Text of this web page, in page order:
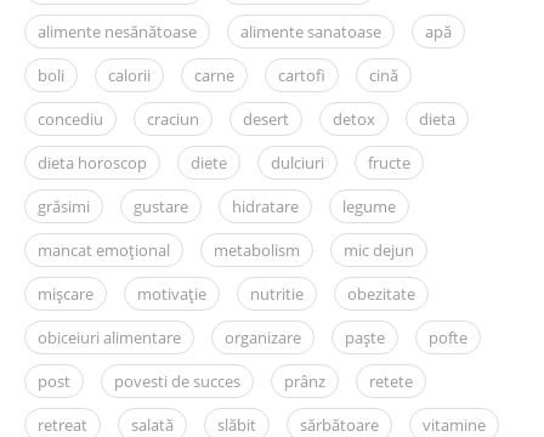
alimente nesănătoase
alimente sanatoase
apă
boli
calorii carne cartofi
cină
concediu
craciun desert detox
dieta
dieta horoscop
diete dulciuri
fructe
grăsimi
gustare hidratare
legume
mancat emoțional
metabolism
mic dejun
mișcare
motivație nutritie
obezitate
obiceiuri alimentare
organizare paște
pofte
post
povesti de succes prânz
retete
retreat
salată slăbit sărbătoare
vitamine